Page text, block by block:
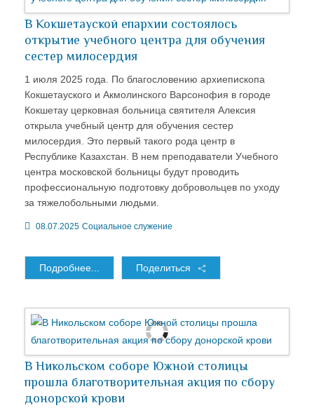
В Кокшетауской епархии состоялось
открытие учебного центра для обучения
сестер милосердия
1 июля 2025 года. По благословению архиепископа
Кокшетауского и Акмолинского Варсонофия в городе
Кокшетау церковная больница святителя Алексия
открыла учебный центр для обучения сестер
милосердия. Это первый такого рода центр в
Республике Казахстан. В нем преподаватели Учебного
центра московской больницы будут проводить
профессиональную подготовку добровольцев по уходу
за тяжелобольными людьми.
08.07.2025 Социальное служение
Подробнее... Поделиться
В Никольском соборе Южной столицы
прошла благотворительная акция по сбору
донорской крови